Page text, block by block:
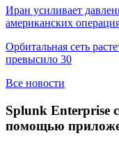
Иран усиливает
американских
Орбитальная сеть
превысило 30
Все новости
Splunk Enterprise
помощью